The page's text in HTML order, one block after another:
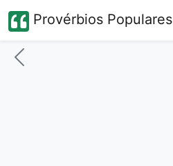
Provérbios Populares